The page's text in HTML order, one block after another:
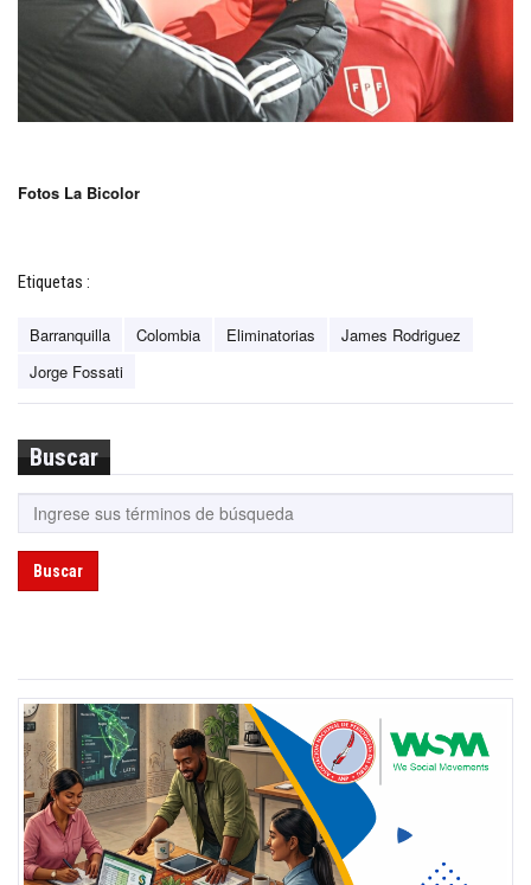
Fotos La Bicolor
Etiquetas :
Barranquilla Colombia Eliminatorias
James Rodriguez
Jorge Fossati
Buscar
Buscar